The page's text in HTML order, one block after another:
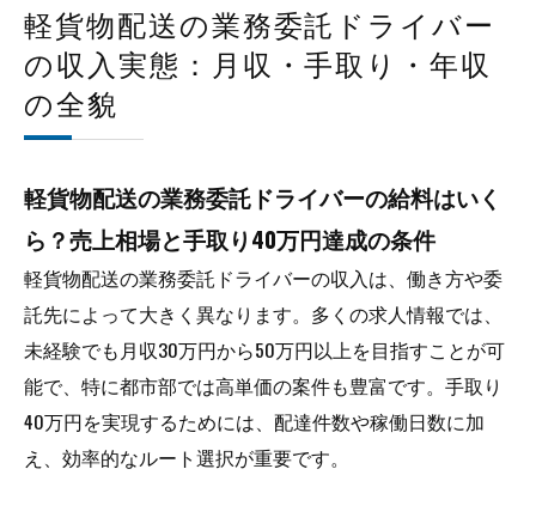
軽貨物配送の業務委託ドライバー
の収入実態：月収・手取り・年収
の全貌
軽貨物配送の業務委託ドライバーの給料はいく
ら？売上相場と手取り40万円達成の条件
軽貨物配送の業務委託ドライバーの収入は、働き方や委
託先によって大きく異なります。多くの求人情報では、
未経験でも月収30万円から50万円以上を目指すことが可
能で、特に都市部では高単価の案件も豊富です。手取り
40万円を実現するためには、配達件数や稼働日数に加
え、効率的なルート選択が重要です。